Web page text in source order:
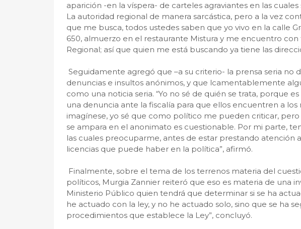
aparición -en la víspera- de carteles agraviantes en las cuales
La autoridad regional de manera sarcástica, pero a la vez
que me busca, todos ustedes saben que yo vivo en la calle
650, almuerzo en el restaurante Mistura y me encuentro con
Regional; así que quien me está buscando ya tiene las
Seguidamente agregó que –a su criterio- la prensa seria no
denuncias e insultos anónimos, y que lcamentablemente
como una noticia seria. “Yo no sé de quién se trata, porque
una denuncia ante la fiscalía para que ellos encuentren a
imagínese, yo sé que como político me pueden criticar,
se ampara en el anonimato es cuestionable. Por mi parte,
las cuales preocuparme, antes de estar prestando atención
licencias que puede haber en la política”, afirmó.
Finalmente, sobre el tema de los terrenos materia del
políticos, Murgia Zannier reiteró que eso es materia de una
Ministerio Público quien tendrá que determinar si se ha
he actuado con la ley, y no he actuado solo, sino que se ha
procedimientos que establece la Ley”, concluyó.